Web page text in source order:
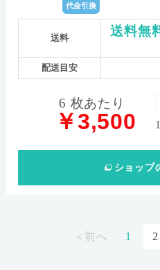
代金引換
送料 送料無
配送目安
6 枚あたり
￥3,500
ショップ
＜前へ 1 2